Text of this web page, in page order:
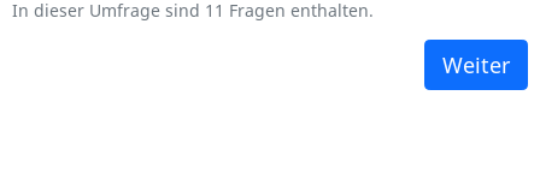
In dieser Umfrage sind 11 Fragen enthalten.
Weiter